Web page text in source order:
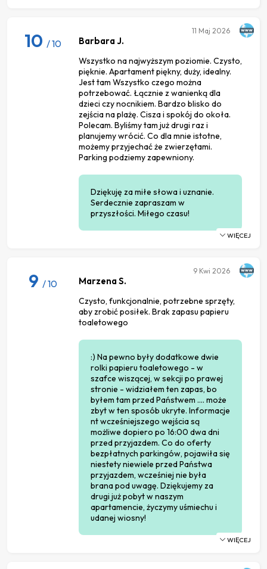
10 / 10 Barbara J.
Wszystko na najwyższym poziomie. Czysto,
pięknie. Apartament piękny, duży, idealny.
Jest tam Wszystko czego można
potrzebować. Łącznie z wanienką dla
dzieci czy nocnikiem. Bardzo blisko do
zejścia na plażę. Cisza i spokój do okoła.
Polecam. Byliśmy tam już drugi raz i
planujemy wrócić. Co dla mnie istotne,
możemy przyjechać że zwierzętami.
Parking podziemy zapewniony.
Dziękuję za miłe słowa i uznanie.
Serdecznie zapraszam w
przyszłości. Miłego czasu!
11 Maj 2026
WIĘCEJ
9 / 10 Marzena S.
Czysto, funkcjonalnie, potrzebne sprzęty,
aby zrobić posiłek. Brak zapasu papieru
toaletowego
:) Na pewno były dodatkowe dwie
rolki papieru toaletowego - w
szafce wiszącej, w sekcji po prawej
stronie - widziałem ten zapas, bo
byłem tam przed Państwem .... może
zbyt w ten sposób ukryte. Informacje
nt wcześniejszego wejścia są
możliwe dopiero po 16:00 dwa dni
przed przyjazdem. Co do oferty
bezpłatnych parkingów, pojawiła się
niestety niewiele przed Państwa
przyjazdem, wcześniej nie była
brana pod uwagę. Dziękujemy za
drugi już pobyt w naszym
apartamencie, życzymy uśmiechu i
udanej wiosny!
9 Kwi 2026
WIĘCEJ